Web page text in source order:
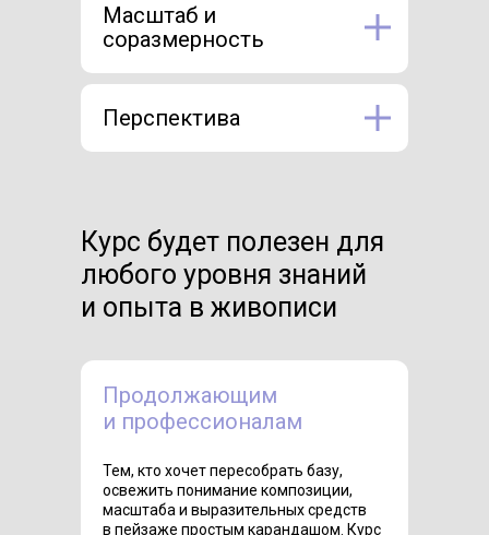
Масштаб и
соразмерность
Перспектива
Курс будет полезен для
любого уровня знаний
и опыта в живописи
Продолжающим
и профессионалам
Тем, кто хочет пересобрать базу,
освежить понимание композиции,
масштаба и выразительных средств
в пейзаже простым карандашом. Курс